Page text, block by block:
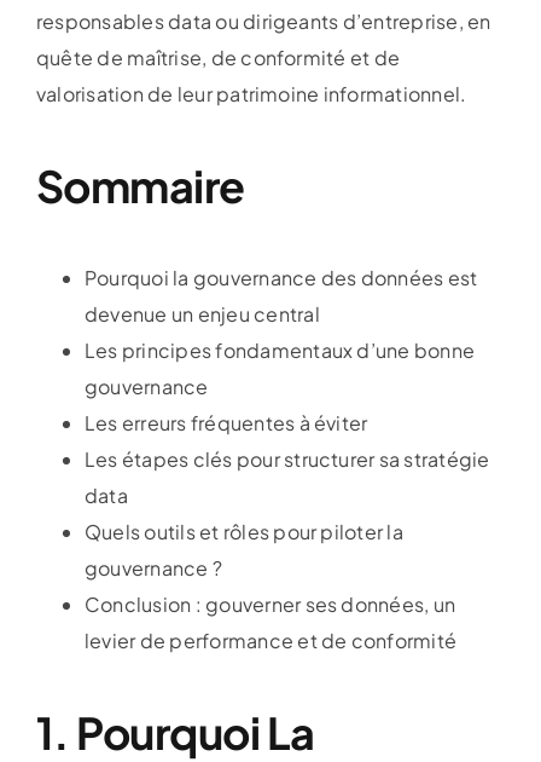
responsables data ou dirigeants d’entreprise, en
quête de maîtrise, de conformité et de
valorisation de leur patrimoine informationnel.
Sommaire
Pourquoi la gouvernance des données est
devenue un enjeu central
Les principes fondamentaux d’une bonne
gouvernance
Les erreurs fréquentes à éviter
Les étapes clés pour structurer sa stratégie
data
Quels outils et rôles pour piloter la
gouvernance ?
Conclusion : gouverner ses données, un
levier de performance et de conformité
1. Pourquoi La